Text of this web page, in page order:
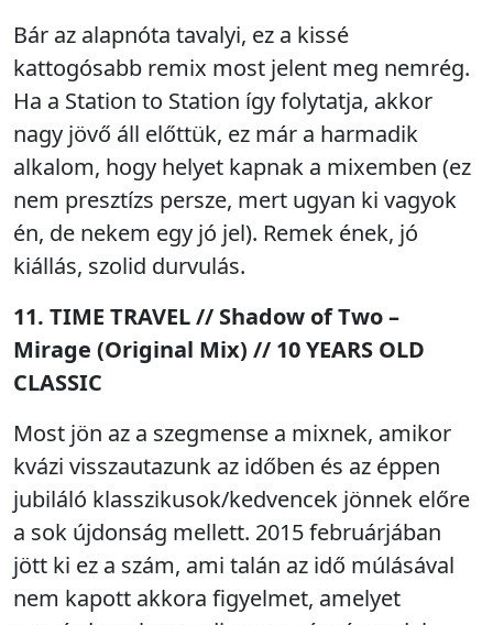
Bár az alapnóta tavalyi, ez a kissé
kattogósabb remix most jelent meg nemrég.
Ha a Station to Station így folytatja, akkor
nagy jövő áll előttük, ez már a harmadik
alkalom, hogy helyet kapnak a mixemben (ez
nem presztízs persze, mert ugyan ki vagyok
én, de nekem egy jó jel). Remek ének, jó
kiállás, szolid durvulás.
11. TIME TRAVEL // Shadow of Two –
Mirage (Original Mix) // 10 YEARS OLD
CLASSIC
Most jön az a szegmense a mixnek, amikor
kvázi visszautazunk az időben és az éppen
jubiláló klasszikusok/kedvencek jönnek előre
a sok újdonság mellett. 2015 februárjában
jött ki ez a szám, ami talán az idő múlásával
nem kapott akkora figyelmet, amelyet